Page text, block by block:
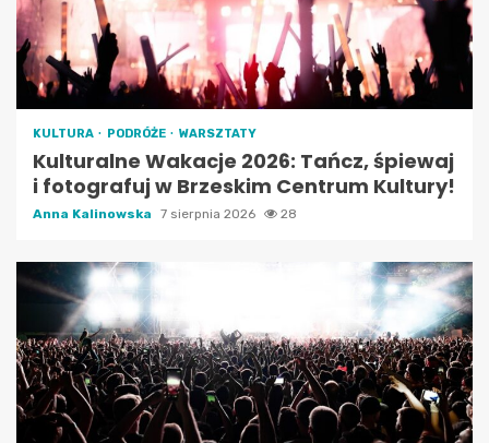
KULTURA PODRÓŻE WARSZTATY
Kulturalne Wakacje 2026: Tańcz, śpiewaj
i fotografuj w Brzeskim Centrum Kultury!
Anna Kalinowska 7 sierpnia 2026 28